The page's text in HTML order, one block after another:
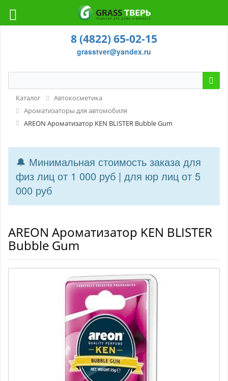
8 (4822) 65-02-15
grasstver@yandex.ru
Каталог
Автокосметика
Ароматизаторы для автомобиля
AREON Ароматизатор KEN BLISTER Bubble Gum
🔔 Минимальная стоимость заказа для
физ лиц от 1 000 руб | для юр лиц от 5
000 руб
AREON Ароматизатор KEN BLISTER
Bubble Gum